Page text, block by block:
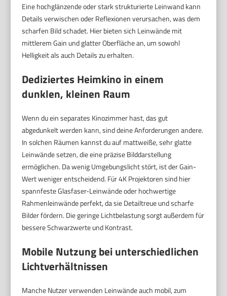
Eine hochglänzende oder stark strukturierte Leinwand kann
Details verwischen oder Reflexionen verursachen, was dem
scharfen Bild schadet. Hier bieten sich Leinwände mit
mittlerem Gain und glatter Oberfläche an, um sowohl
Helligkeit als auch Details zu erhalten.
Dediziertes Heimkino in einem
dunklen, kleinen Raum
Wenn du ein separates Kinozimmer hast, das gut
abgedunkelt werden kann, sind deine Anforderungen andere.
In solchen Räumen kannst du auf mattweiße, sehr glatte
Leinwände setzen, die eine präzise Bilddarstellung
ermöglichen. Da wenig Umgebungslicht stört, ist der Gain-
Wert weniger entscheidend. Für 4K Projektoren sind hier
spannfeste Glasfaser-Leinwände oder hochwertige
Rahmenleinwände perfekt, da sie Detailtreue und scharfe
Bilder fördern. Die geringe Lichtbelastung sorgt außerdem für
bessere Schwarzwerte und Kontrast.
Mobile Nutzung bei unterschiedlichen
Lichtverhältnissen
Manche Nutzer verwenden Leinwände auch mobil, zum